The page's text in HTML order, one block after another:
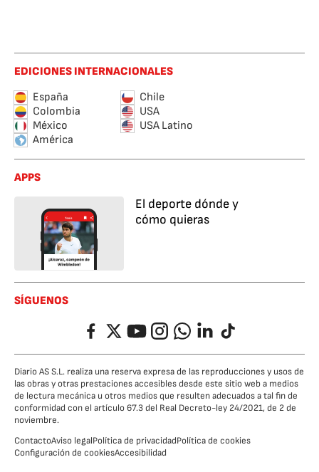
EDICIONES INTERNACIONALES
España
Chile
Colombia
USA
México
USA Latino
América
APPS
El deporte dónde y
cómo quieras
SÍGUENOS
FacebookTwitterYouTubeInstagramWhatsappLinkedIn
TikTok
Diario AS S.L. realiza una reserva expresa de las reproducciones y usos de
las obras y otras prestaciones accesibles desde este sitio web a medios
de lectura mecánica u otros medios que resulten adecuados a tal fin de
conformidad con el artículo 67.3 del Real Decreto-ley 24/2021, de 2 de
noviembre.
ContactoAviso legalPolítica de privacidadPolítica de cookies
Configuración de cookiesAccesibilidad